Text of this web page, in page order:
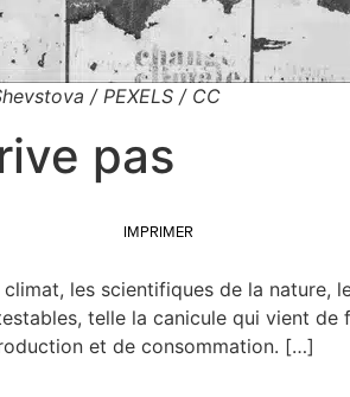
/ PEXELS / CC
pas
IMPRIMER
les scien­ti­fiques de la nature,
telle la cani­cule qui vient de
et de consommation. […]